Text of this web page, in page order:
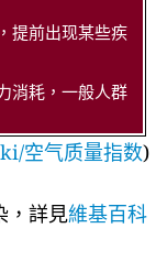
提前出现某些疾
消耗，一般人群
空气质量指数)
，詳見維基百科